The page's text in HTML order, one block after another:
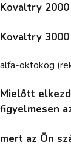
Kovaltry
Kovaltry
alfa-oktokog
Mielőtt
figyelmesen
mert az Ön